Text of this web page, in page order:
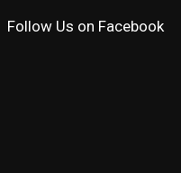
Follow Us on Facebook